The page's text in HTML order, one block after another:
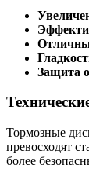
Защита
Тормозные
превосходят
более